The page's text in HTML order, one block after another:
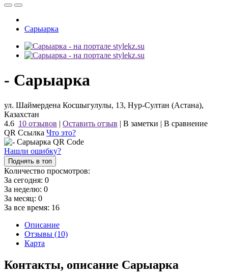
Сарыарка
- Сарыарка
ул. Шаймердена Косшыгулулы, 13, Нур-Султан (Астана),
Казахстан
4.6 10 отзывов | Оставить отзыв | В заметки | В сравнение
QR Ссылка Что это?
Нашли ошибку?
Поднять в топ
Количество просмотров:
За сегодня: 0
За неделю: 0
За месяц: 0
За все время: 16
Описание
Отзывы (10)
Карта
Контакты, описание Сарыарка